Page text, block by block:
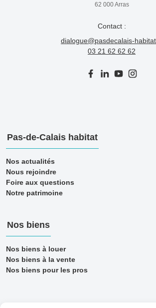
62 000 Arras
Contact :
dialogue@pasdecalais-
03 21 62 62 62
Pas-de-Calais habitat
Nos actualités
Nous rejoindre
Foire aux questions
Notre patrimoine
Nos biens
Nos biens à louer
Nos biens à la vente
Nos biens pour les pros